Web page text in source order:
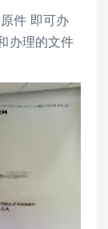
件 即可办
办理的文件